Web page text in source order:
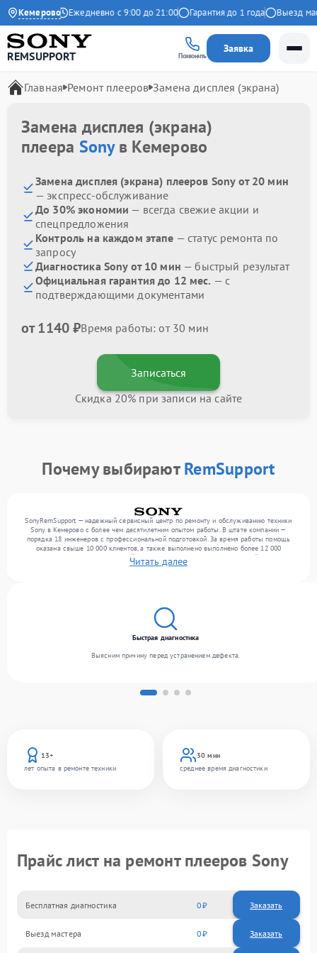
Кемерово
на Яндекс Ежедневно с 9:00 до 21:00 Гарантия до 1 года Выезд
REMSUPPORT Позвонить
Заявка
Главная Ремонт плееров Замена дисплея (экрана)
Замена дисплея (экрана)
плеера Sonyв Кемерово
Замена дисплея (экрана) плееров Sony от 20 мин
— экспресс-обслуживание
До 30% экономии — всегда свежие акции и
спецпредложения
Контроль на каждом этапе — статус ремонта по
запросу
Диагностика Sony от 10 мин — быстрый результат
Официальная гарантия до 12 мес. — с
подтверждающими документами
от 1140 ₽Время работы: от 30 мин
Записаться
Скидка 20% при записи на сайте
Почему выбираютRemSupport
SonyRemSupport — надежный сервисный центр по ремонту и обслуживанию техники
Sony в Кемерово с более чем десятилетним опытом работы. В штате компании —
порядка 18 инженеров с профессиональной подготовкой. За время работы помощь
оказана свыше 10 000 клиентов, а также выполнено выполнено более 12 000
ремонтов. Ежемесячно в сервисный центр поступает более 300 обращений, включая , ,
. Мы беремся за задачи любой сложности и гарантируем высокое качество
Читать далее
13+
лет опыта в ремонте техники
30 мин
среднее время диагностики
Быстрая диагностика
Выясним причину перед устранением дефекта.
Прайс лист на ремонт плееров Sony
Бесплатная диагностика 0 Заказать
Выезд мастера 0 Заказать